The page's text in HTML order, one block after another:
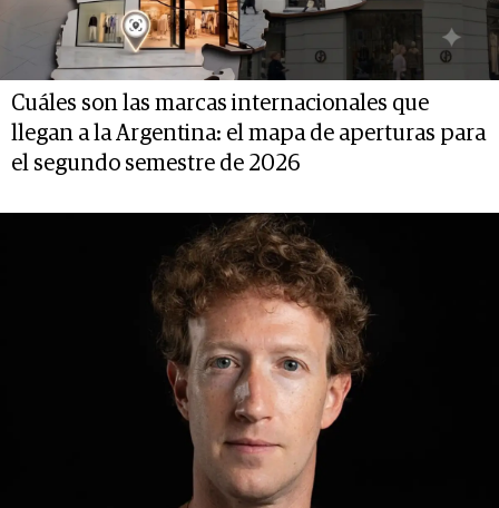
Cuáles son las marcas internacionales que
llegan a la Argentina: el mapa de aperturas para
el segundo semestre de 2026